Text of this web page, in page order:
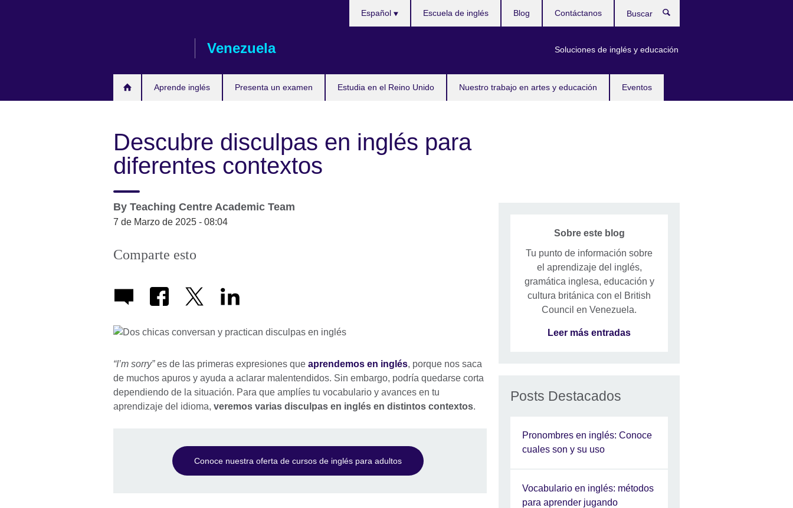
Venezuela
Aprende inglés Presenta un examen Estudia en el Reino Unido Nuestro trabajo en artes y educación Eventos
Español
Soluciones de inglés y educación
Escuela de inglés Blog Contáctanos
Descubre disculpas en inglés para
diferentes contextos
By Teaching Centre Academic Team
7 de Marzo de 2025 - 08:04
Comparte esto
“I’m sorry”es de las primeras expresiones que aprendemos en inglés, porque nos saca
de muchos apuros y ayuda a aclarar malentendidos. Sin embargo, podría quedarse corta
dependiendo de la situación. Para que amplíes tu vocabulario y avances en tu
aprendizaje del idioma, veremos varias disculpas en inglés en distintos contextos.
Conoce nuestra oferta de cursos de inglés para adultos
Sobre este blog
Tu punto de información sobre
el aprendizaje del inglés,
gramática inglesa, educación y
cultura británica con el British
Council en Venezuela.
Leer más entradas
Posts Destacados
Pronombres en inglés: Conoce
cuales son y su uso
Vocabulario en inglés: métodos
para aprender jugando